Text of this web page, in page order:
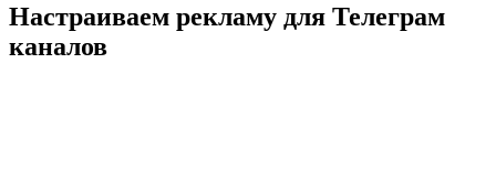
Настраиваем рекламу для Телеграм
каналов